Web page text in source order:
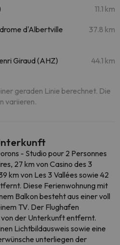
11.1 km
d'Albertville
37.8 km
Giraud (AHZ) 44.1 km
geraden Linie berechnet. Die
variieren.
- Studio pour 2 Personnes
27 km von Casino des 3
km von Les 3 Vallées sowie 42
Diese Ferienwohnung mit
Balkon besteht aus einer voll
TV. Der Flughafen
von der Unterkunft entfernt.
Lichtbildausweis sowie eine
unterliegen der